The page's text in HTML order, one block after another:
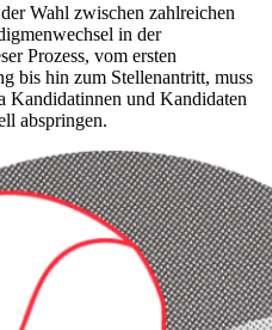
Wahl zwischen zahlreichen
in der
Prozess, vom ersten
bis hin zum Stellenantritt, muss
Kandidatinnen und Kandidaten
abspringen.